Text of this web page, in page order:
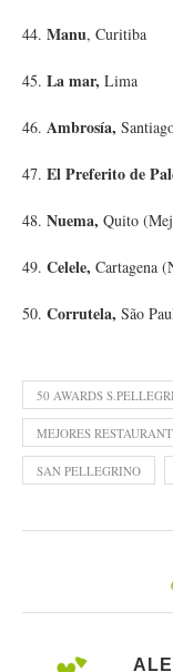
44. Manu, Curitiba
45. La mar, Lima
46. Ambrosía,
47. El Preferito de
48. Nuema, Quito
49. Celele, Cartagena
50. Corrutela, São
50 AWARDS
MEJORES
SAN PELLEGRINO